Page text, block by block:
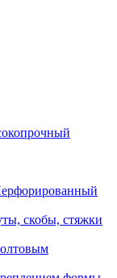
скобы, стяжки